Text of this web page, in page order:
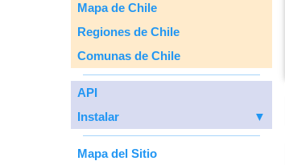
Mapa de Chile
Regiones de Chile
Comunas de Chile
API
Instalar
▼
Mapa del Sitio